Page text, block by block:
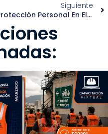
Siguiente
Protección Personal En El Trabajo: Lo Que Debes Saber Sobre La NOM-017-STPS-2008